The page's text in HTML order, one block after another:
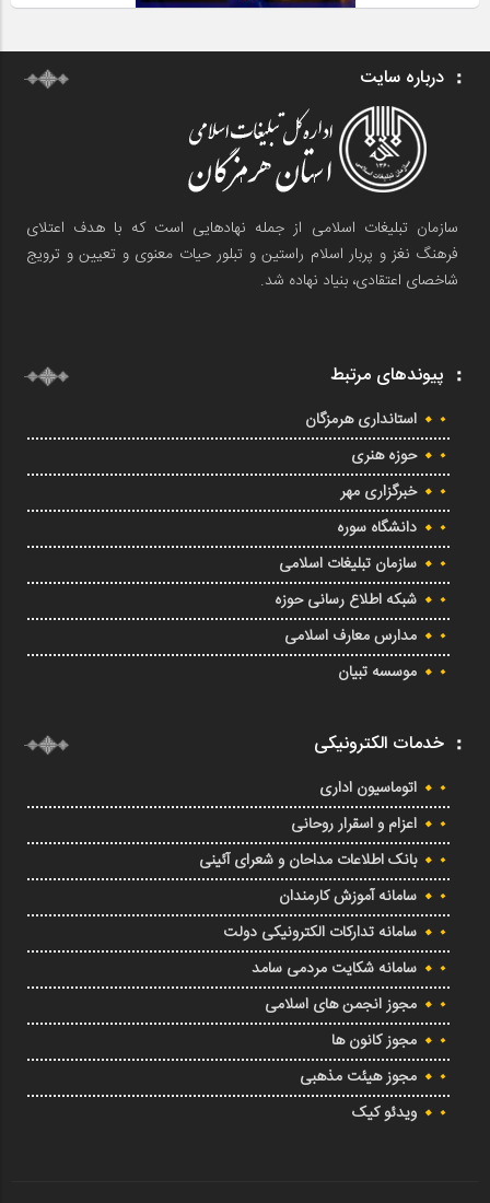
درباره سایت
سازمان تبلیغات اسلامی از جمله نهادهایی است که با هدف اعتلای
فرهنگ نغز و پربار اسلام راستین و تبلور حیات معنوی و تعیین و ترویج
شاخصای اعتقادی، بنیاد نهاده شد.
پیوندهای مرتبط
استانداری هرمزگان
حوزه هنری
خبرگزاری مهر
دانشگاه سوره
سازمان تبلیغات اسلامی
شبکه اطلاع رسانی حوزه
مدارس معارف اسلامی
موسسه تبیان
خدمات الکترونیکی
اتوماسیون اداری
اعزام و اسقرار روحانی
بانک اطلاعات مداحان و شعرای آئینی
سامانه آموزش کارمندان
سامانه تدارکات الکترونیکی دولت
سامانه شکایت مردمی سامد
مجوز انجمن های اسلامی
مجوز کانون ها
مجوز هیئت مذهبی
ویدئو کیک